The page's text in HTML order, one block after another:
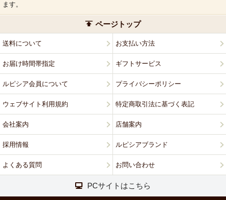
ます。
ページトップ
送料について お支払い方法
お届け時間帯指定 ギフトサービス
ルピシア会員について プライバシーポリシー
ウェブサイト利用規約 特定商取引法に基づく表記
会社案内 店舗案内
採用情報 ルピシアブランド
よくある質問 お問い合わせ
PCサイトはこちら